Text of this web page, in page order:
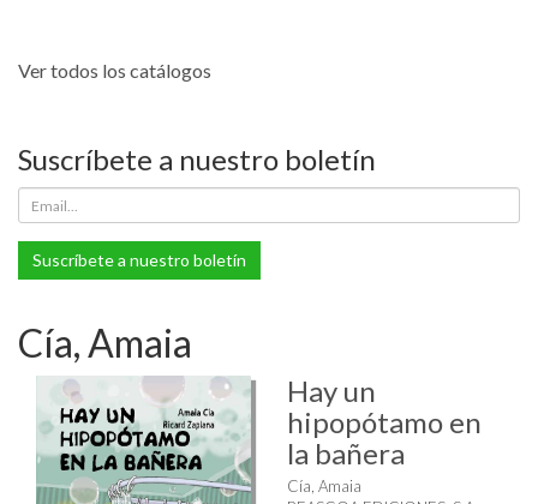
Ver todos los catálogos
Suscríbete a nuestro boletín
Suscríbete a nuestro boletín
Cía, Amaia
Hay un
hipopótamo en
la bañera
Cía, Amaia